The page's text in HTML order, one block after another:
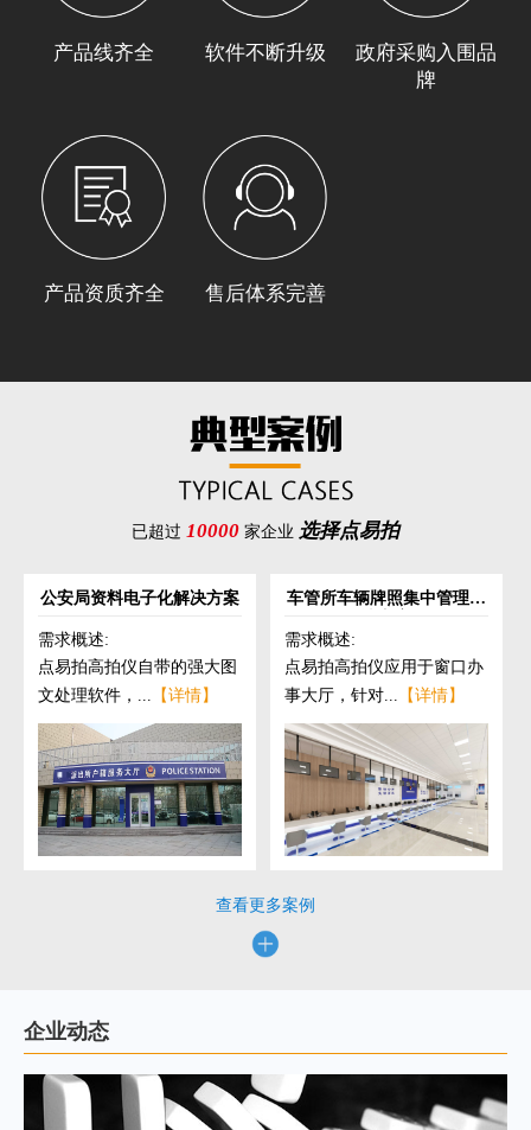
产品线齐全 软件不断升级
政府采购入围品
牌
产品资质齐全 售后体系完善
已超过 10000 家企业 选择点易拍
公安局资料电子化解决方案
需求概述:
点易拍高拍仪自带的强大图
文处理软件，... 【详情】
车管所车辆牌照集中管理解
需求概述:
点易拍高拍仪应用于窗口办
事大厅，针对... 【详情】
查看更多案例
企业动态